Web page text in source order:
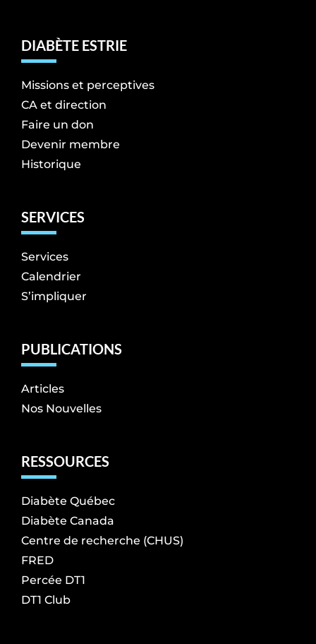
DIABÈTE ESTRIE
Missions et perceptives
CA et direction
Faire un don
Devenir membre
Historique
SERVICES
Services
Calendrier
S’impliquer
PUBLICATIONS
Articles
Nos Nouvelles
RESSOURCES
Diabète Québec
Diabète Canada
Centre de recherche (CHUS)
FRED
Percée DT1
DT1 Club